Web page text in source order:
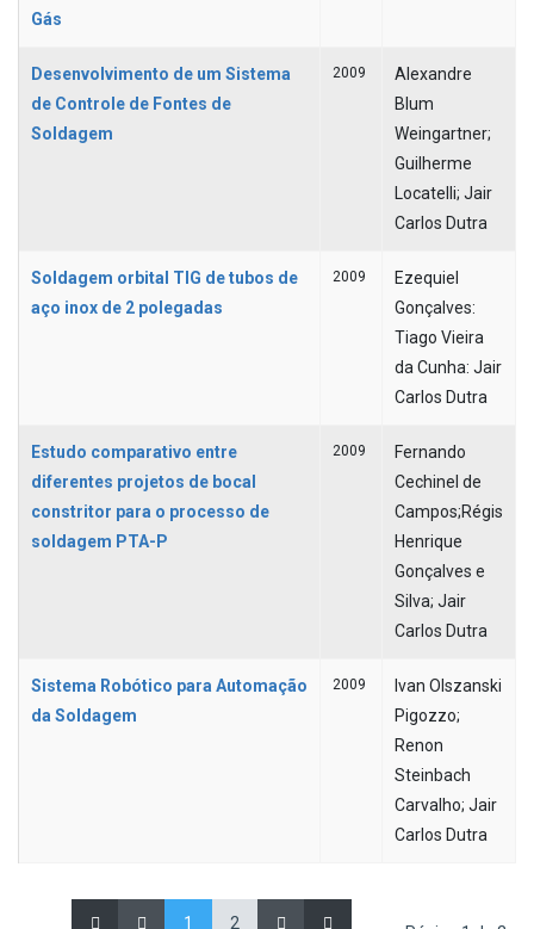
Gás
Desenvolvimento de um Sistema
de Controle de Fontes de
Soldagem
2009
Alexandre
Blum
Weingartner;
Guilherme
Locatelli; Jair
Carlos Dutra
Soldagem orbital TIG de tubos de
aço inox de 2 polegadas
2009
Ezequiel
Gonçalves:
Tiago Vieira
da Cunha: Jair
Carlos Dutra
Estudo comparativo entre
diferentes projetos de bocal
constritor para o processo de
soldagem PTA-P
2009
Fernando
Cechinel de
Campos;Régis
Henrique
Gonçalves e
Silva; Jair
Carlos Dutra
Sistema Robótico para Automação
da Soldagem
2009
Ivan Olszanski
Pigozzo;
Renon
Steinbach
Carvalho; Jair
Carlos Dutra
1 2